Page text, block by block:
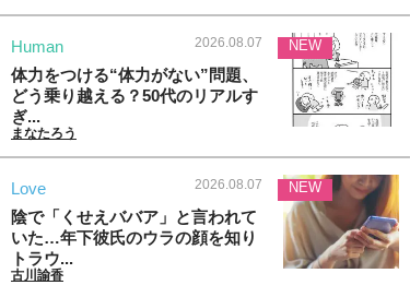
Human 2026.08.07
体力をつける“体力がない”問題、
どう乗り越える？50代のリアルす
ぎ...
まなたろう
NEW
Love 2026.08.07
陰で「くせえババア」と言われて
いた…年下彼氏のウラの顔を知り
トラウ...
古川諭香
NEW